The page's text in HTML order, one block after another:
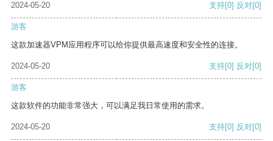
2024-05-20
支持[0] 反对[0]
游客
这款加速器VPM应用程序可以给你提供最高速度和安全性的连接。
2024-05-20 支持[0] 反对[0]
游客
这款软件的功能非常强大，可以满足我日常使用的需求。
2024-05-20 支持[0] 反对[0]